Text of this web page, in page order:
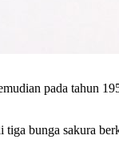
pada tahun
bunga sakura